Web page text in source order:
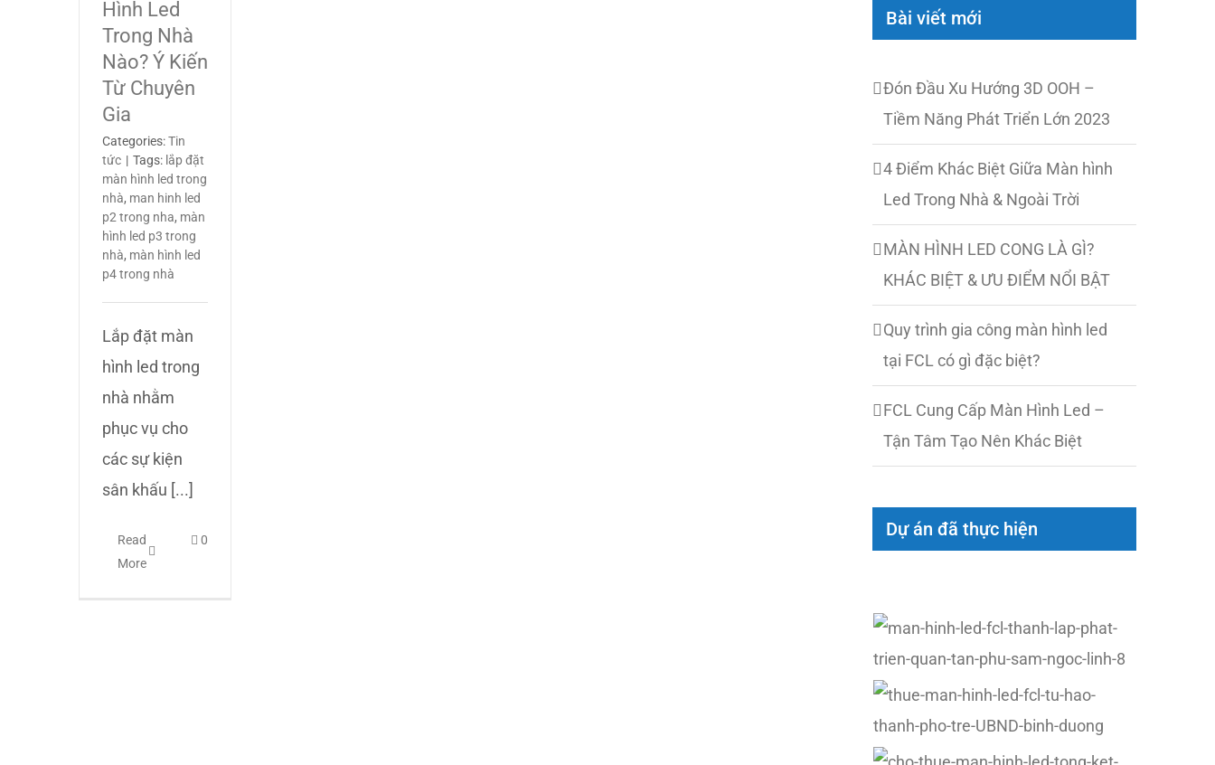
Hình Led
Trong Nhà
Nào? Ý Kiến
Từ Chuyên
Gia
Categories:Tin
tức | Tags: lắp đặt
màn hình led trong
nhà, man hinh led
p2 trong nha, màn
hình led p3 trong
nhà, màn hình led
p4 trong nhà
Lắp đặt màn
hình led trong
nhà nhằm
phục vụ cho
các sự kiện
sân khấu [...]
Read
More
0
Bài viết mới
Đón Đầu Xu Hướng 3D OOH –
Tiềm Năng Phát Triển Lớn 2023
4 Điểm Khác Biệt Giữa Màn hình
Led Trong Nhà & Ngoài Trời
MÀN HÌNH LED CONG LÀ GÌ?
KHÁC BIỆT & ƯU ĐIỂM NỔI BẬT
Quy trình gia công màn hình led
tại FCL có gì đặc biệt?
FCL Cung Cấp Màn Hình Led –
Tận Tâm Tạo Nên Khác Biệt
Dự án đã thực hiện